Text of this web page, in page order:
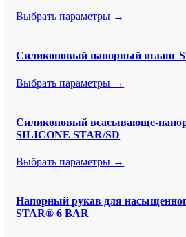
Выбрать параметры →
Силиконовый напорный шланг
Выбрать параметры →
Силиконовый всасывающе-
SILICONE STAR/SD
Выбрать параметры →
Напорный рукав для
STAR® 6 BAR